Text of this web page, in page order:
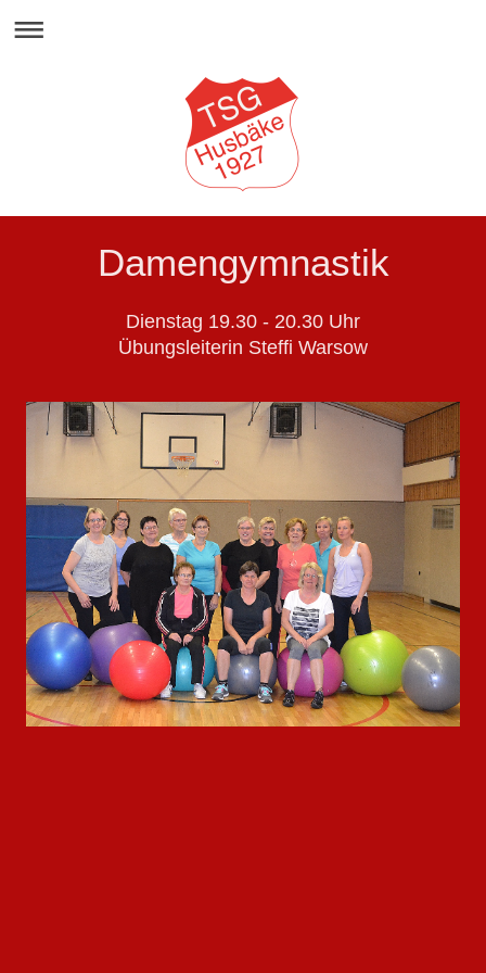
Damengymnastik
Dienstag 19.30 - 20.30 Uhr
Übungsleiterin Steffi Warsow